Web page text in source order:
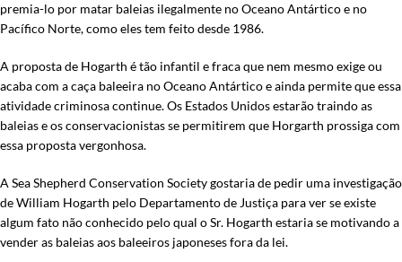
premia-lo por matar baleias ilegalmente no Oceano Antártico e no
Pacífico Norte, como eles tem feito desde 1986.
A proposta de Hogarth é tão infantil e fraca que nem mesmo exige ou
acaba com a caça baleeira no Oceano Antártico e ainda permite que essa
atividade criminosa continue. Os Estados Unidos estarão traindo as
baleias e os conservacionistas se permitirem que Horgarth prossiga com
essa proposta vergonhosa.
A Sea Shepherd Conservation Society gostaria de pedir uma investigação
de William Hogarth pelo Departamento de Justiça para ver se existe
algum fato não conhecido pelo qual o Sr. Hogarth estaria se motivando a
vender as baleias aos baleeiros japoneses fora da lei.